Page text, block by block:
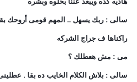
سالى : ربك يسهل .. المهم قومى أروحك بقي
راكناها ف جراج الشركه
مى : مش هعطلك ؟
سالى : بلاش الكلام الخايب ده بقا .